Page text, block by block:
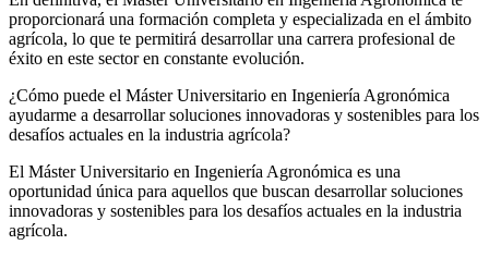
proporcionará una formación completa y especializada en el ámbito
agrícola, lo que te permitirá desarrollar una carrera profesional de
éxito en este sector en constante evolución.
¿Cómo puede el Máster Universitario en Ingeniería Agronómica
ayudarme a desarrollar soluciones innovadoras y sostenibles para los
desafíos actuales en la industria agrícola?
El Máster Universitario en Ingeniería Agronómica es una
oportunidad única para aquellos que buscan desarrollar soluciones
innovadoras y sostenibles para los desafíos actuales en la industria
agrícola.